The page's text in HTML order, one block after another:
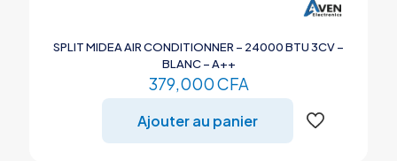
SPLIT MIDEA AIR CONDITIONNER – 24000 BTU 3CV –
BLANC – A++
379,000CFA
Ajouter au panier